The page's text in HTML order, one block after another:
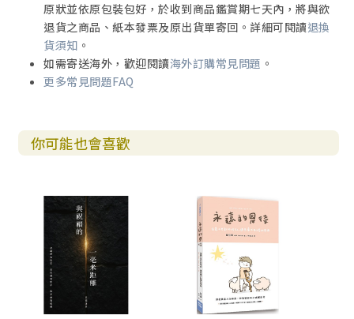
原狀並依原包裝包好，於收到商品鑑賞期七天內，將與欲
退貨之商品、紙本發票及原出貨單寄回。詳細可閱讀退換
貨須知 。
如需寄送海外，歡迎閱讀海外訂購常見問題 。
更多常見問題FAQ
你可能也會喜歡